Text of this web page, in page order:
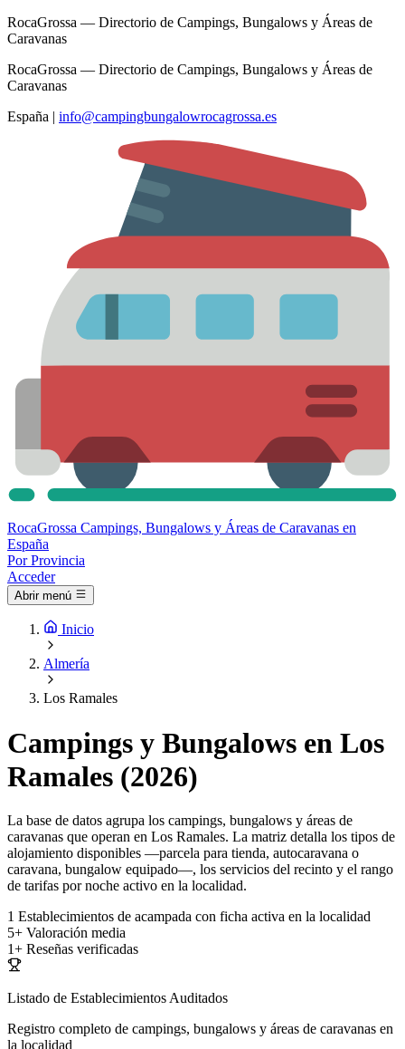
RocaGrossa — Directorio de Campings, Bungalows y Áreas de
Caravanas
RocaGrossa — Directorio de Campings, Bungalows y Áreas de
Caravanas
España | info@campingbungalowrocagrossa.es
RocaGrossa Campings, Bungalows y Áreas de Caravanas en
España
Por Provincia
Acceder
Abrir menú
Inicio
Almería
Los Ramales
Campings y Bungalows en Los
Ramales (2026)
La base de datos agrupa los campings, bungalows y áreas de
caravanas que operan en Los Ramales. La matriz detalla los tipos de
alojamiento disponibles —parcela para tienda, autocaravana o
caravana, bungalow equipado—, los servicios del recinto y el rango
de tarifas por noche activo en la localidad.
1 Establecimientos de acampada con ficha activa en la localidad
5+ Valoración media
1+ Reseñas verificadas
Listado de Establecimientos Auditados
Registro completo de campings, bungalows y áreas de caravanas en
la localidad